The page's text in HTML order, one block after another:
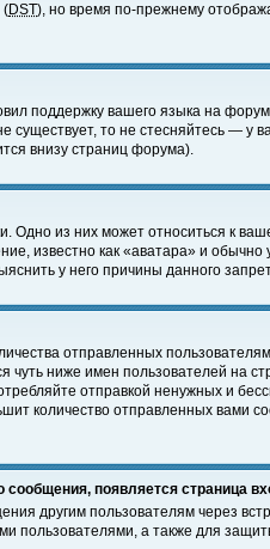
(DST), но время по-прежнему
поддержку вашего языка на
существует, то не стесняйтесь —
внизу страниц форума).
из них может относиться к
известно как «аватара» и
у него причины данного
отправленных
ниже имен пользователей на
отправкой ненужных и
количество отправленных вами
появляется страница
другим пользователям через
а также для